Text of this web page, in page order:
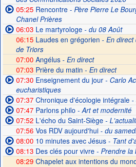
05:25Rencontre- Père Pierre Le
Chanel Prières
06:03 Le martyrologe- du 08 Août
06:15Laudes en grégorien - En direct
de Triors
07:00 Angélus - En direct
07:03 Prière du matin - En direct
07:30 Enseignement du jour- Carlo
eucharistiques
07:37Chronique d'écologie intégrale-
07:47Parlons philo - Art et modernité
07:52 L'écho du Saint-Siège-
07:56Vos RDV aujourd'hui- du
08:00 10 minutes avec Jésus- Tant
08:13 Des clés pour vivre- Prendre la
08:29 Chapelet aux intentions du